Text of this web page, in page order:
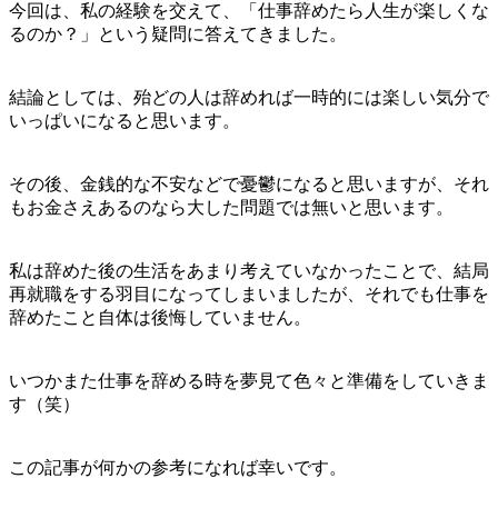
今回は、私の経験を交えて、「仕事辞めたら人生が楽しくな
るのか？」という疑問に答えてきました。
結論としては、殆どの人は辞めれば一時的には楽しい気分で
いっぱいになると思います。
その後、金銭的な不安などで憂鬱になると思いますが、それ
もお金さえあるのなら大した問題では無いと思います。
私は辞めた後の生活をあまり考えていなかったことで、結局
再就職をする羽目になってしまいましたが、それでも仕事を
辞めたこと自体は後悔していません。
いつかまた仕事を辞める時を夢見て色々と準備をしていきま
す（笑）
この記事が何かの参考になれば幸いです。